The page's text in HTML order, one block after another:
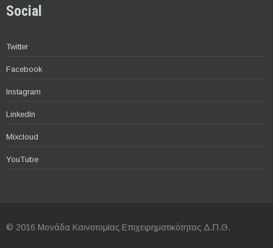
Social
Twitter
Facebook
Instagram
LinkedIn
Mixcloud
YouTube
© 2016 Μονάδα Καινοτομίας Επιχειρηματικότητας Δ.Π.Θ.